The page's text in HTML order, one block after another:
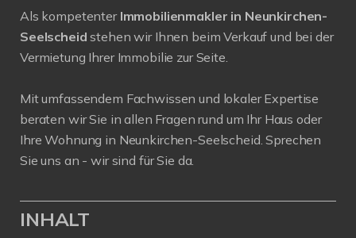
Als kompetenter Immobilienmakler in Neunkirchen-
Seelscheidstehen wir Ihnen beim Verkauf und bei der
Vermietung Ihrer Immobilie zur Seite.
Mit umfassendem Fachwissen und lokaler Expertise
beraten wir Sie in allen Fragen rund um Ihr Haus oder
Ihre Wohnung in Neunkirchen-Seelscheid. Sprechen
Sie uns an - wir sind für Sie da.
INHALT